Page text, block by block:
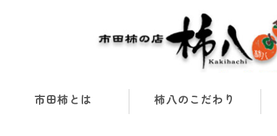
市田柿とは 柿八のこだわり